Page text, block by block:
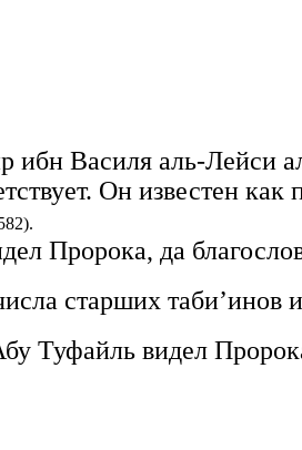
ибн Василя аль-Лейси
Он известен
Пророка, да
старших таби’инов
Туфайль видел